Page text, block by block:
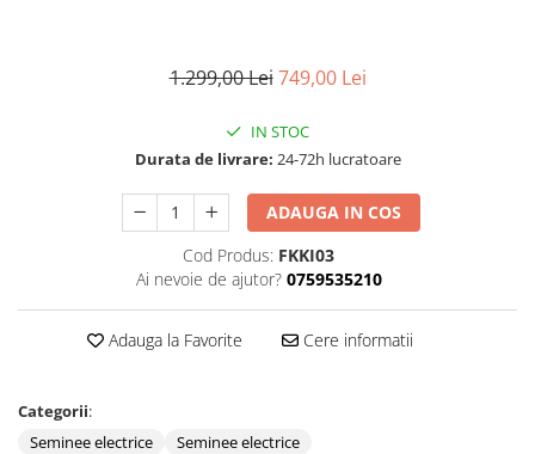
Motoare electrice
Motoare termice
Scule si Unelte Electrice
Articole sanitare
Coloane dus
Chiuvete
Baterii de baie
1.299,00 Lei 749,00 Lei
IN STOC
Durata de livrare: 24-72h lucratoare
ADAUGA IN COS
Cod Produs: FKKI03
Ai nevoie de ajutor? 0759535210
Adauga la Favorite Cere informatii
Categorii:
Seminee electrice
Seminee electrice